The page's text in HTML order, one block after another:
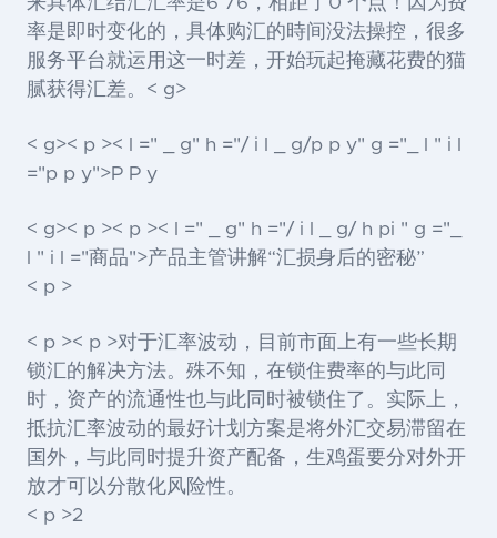
率是即时变化的，具体购汇的時间没法操控，很多
服务平台就运用这一时差，开始玩起掩藏花费的猫
腻获得汇差。< g>
< g>< p >< l =" _ g" h ="/ i l _ g/p p y" g ="_ l " i l
="p p y">P P y
< g>< p >< p >< l =" _ g" h ="/ i l _ g/ h pi " g ="_
l " i l ="商品">产品主管讲解“汇损身后的密秘”
< p >
< p >< p >对于汇率波动，目前市面上有一些长期
锁汇的解决方法。殊不知，在锁住费率的与此同
时，资产的流通性也与此同时被锁住了。实际上，
抵抗汇率波动的最好计划方案是将外汇交易滞留在
国外，与此同时提升资产配备，生鸡蛋要分对外开
放才可以分散化风险性。
< p >2